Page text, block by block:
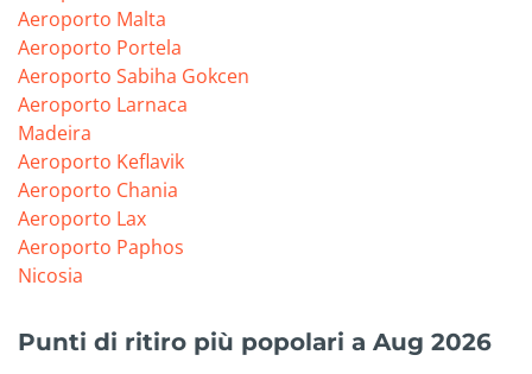
Aeroporto Malta
Aeroporto Portela
Aeroporto Sabiha Gokcen
Aeroporto Larnaca
Madeira
Aeroporto Keflavik
Aeroporto Chania
Aeroporto Lax
Aeroporto Paphos
Nicosia
Punti di ritiro più popolari a Aug 2026